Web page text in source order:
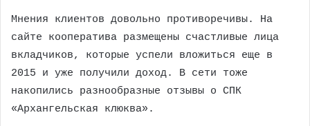
Мнения клиентов довольно противоречивы. На
сайте кооператива размещены счастливые лица
вкладчиков, которые успели вложиться еще в
2015 и уже получили доход. В сети тоже
накопились разнообразные отзывы о СПК
«Архангельская клюква».